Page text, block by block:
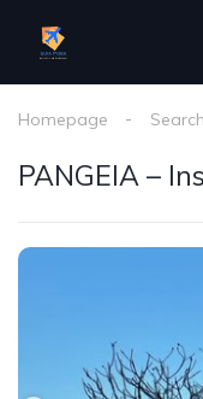
Homepage Search
PANGEIA –